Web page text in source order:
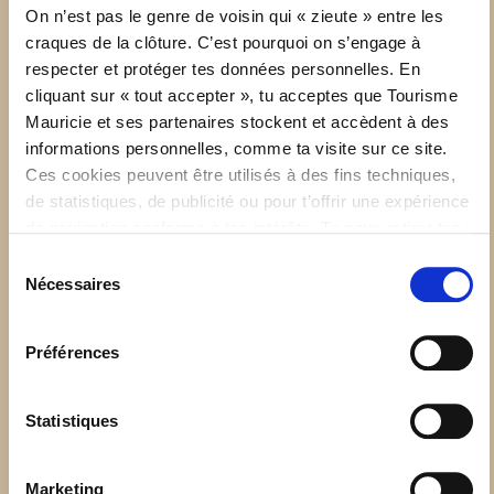
On n’est pas le genre de voisin qui « zieute » entre les
craques de la clôture. C’est pourquoi on s’engage à
respecter et protéger tes données personnelles. En
cliquant sur « tout accepter », tu acceptes que Tourisme
Mauricie et ses partenaires stockent et accèdent à des
informations personnelles, comme ta visite sur ce site.
Ces cookies peuvent être utilisés à des fins techniques,
de statistiques, de publicité ou pour t’offrir une expérience
confidentialité.
Nécessaires
Préférences
Statistiques
Marketing
visite des paddocks, etc. Parfait pour un 4 à 7 entre
collègues ou amis lors d’un vendredi de courses!
Pour terminer la journée
Autre avantage non négligeable : l’Hippodrome de Trois-
Rivières se trouve juste à côté du centre-ville. Tu pourras
donc terminer la journée en beauté dansl’un de nos